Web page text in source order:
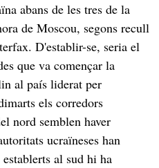
abans de les tres de la
de Moscou, segons recull
D'establir-se, seria el
que va començar la
al país liderat per
els corredors
nord semblen haver
ucraïneses han
al sud hi ha